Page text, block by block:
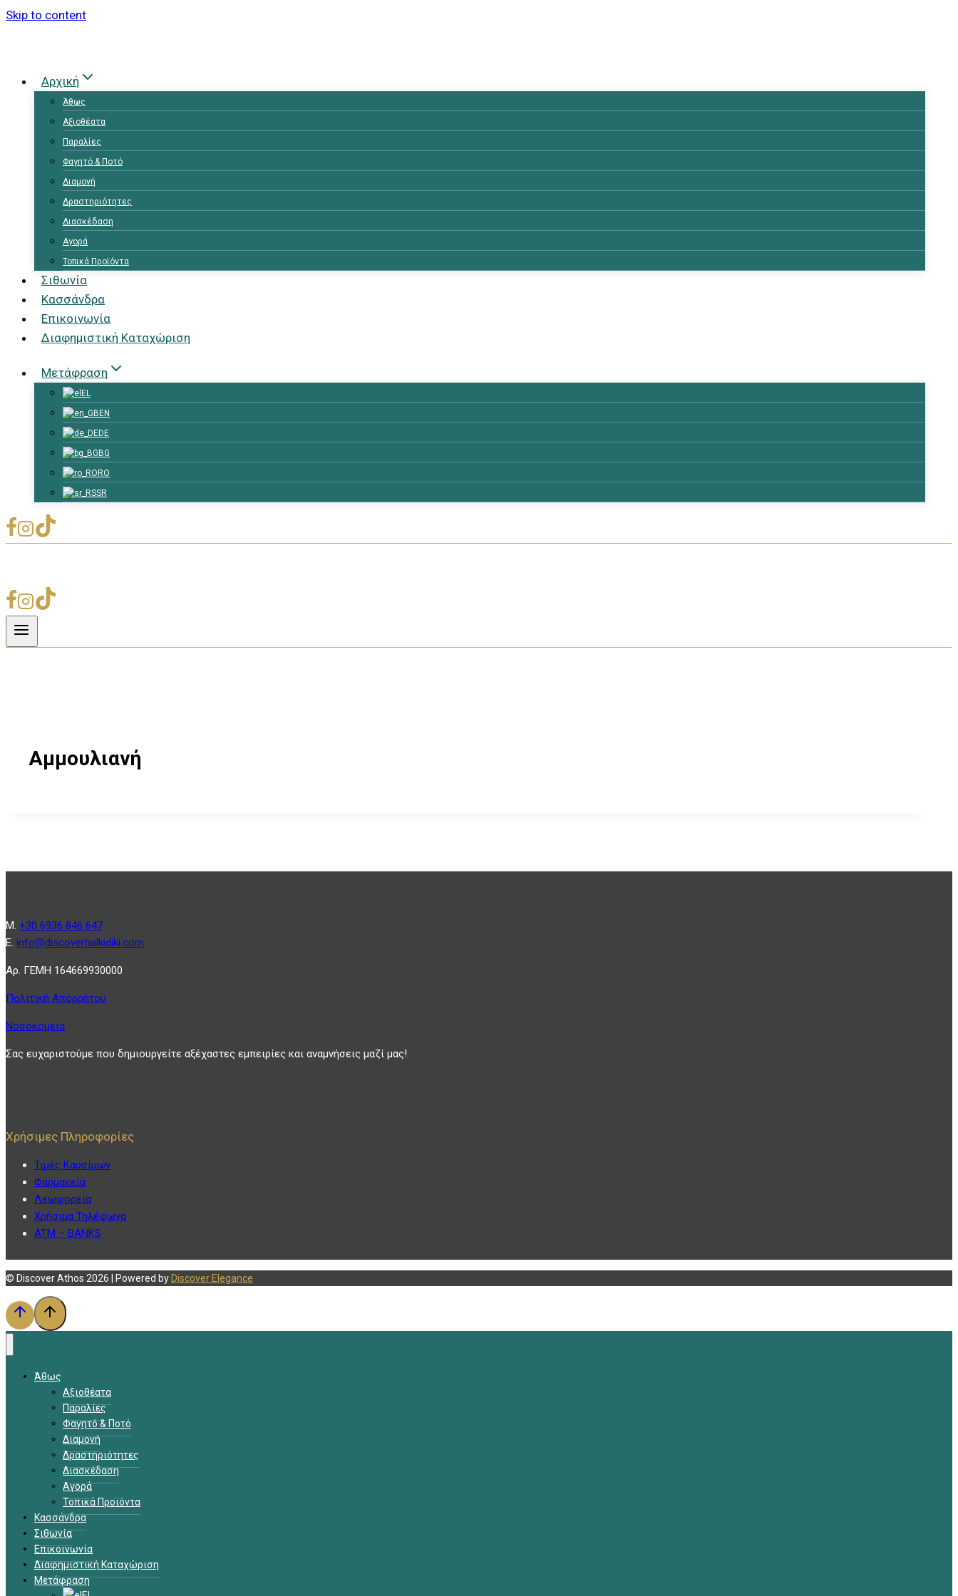
Skip to content
Αρχική
Άθως
Αξιοθέατα
Παραλίες
Φαγητό & Ποτό
Διαμονή
Δραστηριότητες
Διασκέδαση
Αγορά
Τοπικά Προϊόντα
Σιθωνία
Κασσάνδρα
Επικοινωνία
Διαφημιστική Καταχώριση
Μετάφραση
EL
EN
DE
BG
RO
SR
Αμμουλιανή
Μ. +30 6936 846 647
Ε. info@discoverhalkidiki.com
Αρ. ΓΕΜΗ 164669930000
Πολιτική Απορρήτου
Νοσοκομεία
Σας ευχαριστούμε που δημιουργείτε αξέχαστες εμπειρίες και αναμνήσεις μαζί μας!
Χρήσιμες Πληροφορίες
Τιμές Καυσίμων
Φαρμακεία
Λεωφορεία
Χρήσιμα Τηλέφωνα
ATM – BANKS
© Discover Athos 2026 | Powered by Discover Elegance
Άθως
Αξιοθέατα
Παραλίες
Φαγητό & Ποτό
Διαμονή
Δραστηριότητες
Διασκέδαση
Αγορά
Τοπικά Προϊόντα
Κασσάνδρα
Σιθωνία
Επικοινωνία
Διαφημιστική Καταχώριση
Μετάφραση